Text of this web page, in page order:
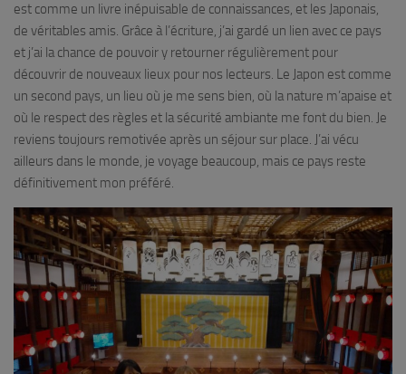
est comme un livre inépuisable de connaissances, et les Japonais,
de véritables amis. Grâce à l’écriture, j’ai gardé un lien avec ce pays
et j’ai la chance de pouvoir y retourner régulièrement pour
découvrir de nouveaux lieux pour nos lecteurs. Le Japon est comme
un second pays, un lieu où je me sens bien, où la nature m’apaise et
où le respect des règles et la sécurité ambiante me font du bien. Je
reviens toujours remotivée après un séjour sur place. J’ai vécu
ailleurs dans le monde, je voyage beaucoup, mais ce pays reste
définitivement mon préféré.